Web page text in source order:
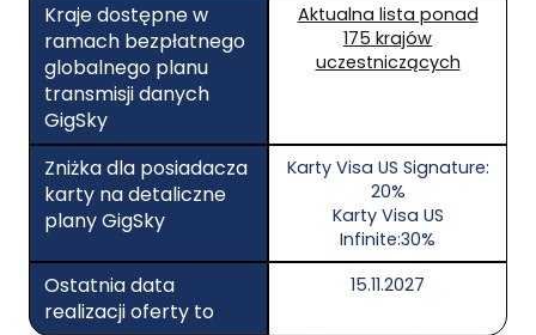
Kraje dostępne w
ramach bezpłatnego
globalnego planu
transmisji danych
GigSky
Aktualna lista ponad
175 krajów
uczestniczących
Zniżka dla posiadacza
karty na detaliczne
plany GigSky
Karty Visa US Signature:
20%
Karty Visa US
Infinite:30%
Ostatnia data
realizacji oferty to
15.11.2027